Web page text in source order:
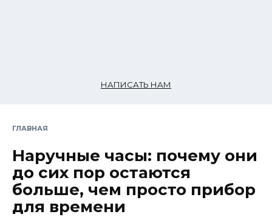
НАПИСАТЬ НАМ
ГЛАВНАЯ
Наручные часы: почему они
до сих пор остаются
больше, чем просто прибор
для времени